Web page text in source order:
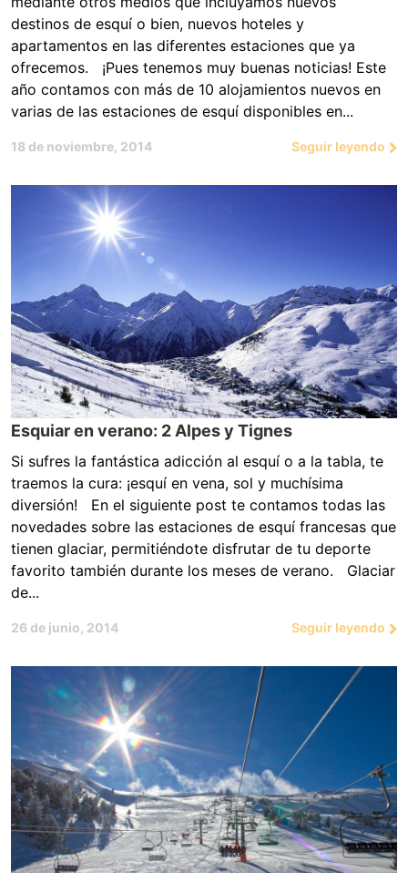
destinos de esquí o bien, nuevos hoteles y
apartamentos en las diferentes estaciones que ya
ofrecemos. ¡Pues tenemos muy buenas noticias! Este
año contamos con más de 10 alojamientos nuevos en
varias de las estaciones de esquí disponibles en...
18 de noviembre, 2014 Seguir leyendo
Esquiar en verano: 2 Alpes y Tignes
Si sufres la fantástica adicción al esquí o a la tabla, te
traemos la cura: ¡esquí en vena, sol y muchísima
diversión! En el siguiente post te contamos todas las
novedades sobre las estaciones de esquí francesas que
tienen glaciar, permitiéndote disfrutar de tu deporte
favorito también durante los meses de verano. Glaciar
de...
26 de junio, 2014 Seguir leyendo